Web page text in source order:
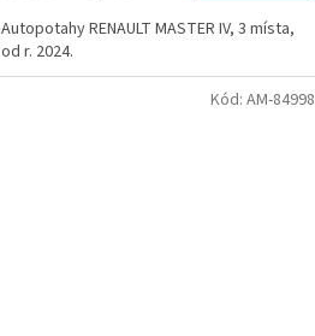
Autopotahy RENAULT MASTER IV, 3 místa,
od r. 2024.
Kód: AM-84998